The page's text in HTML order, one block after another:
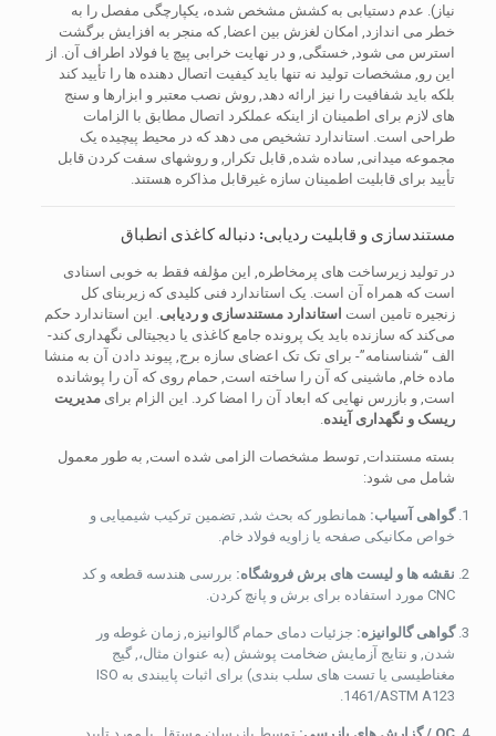
نیاز). عدم دستیابی به کشش مشخص شده، یکپارچگی مفصل را به
خطر می اندازد, امکان لغزش بین اعضا, که منجر به افزایش برگشت
استرس می شود, خستگی, و در نهایت خرابی پیچ یا فولاد اطراف آن. از
این رو, مشخصات تولید نه تنها باید کیفیت اتصال دهنده ها را تأیید کند
بلکه باید شفافیت را نیز ارائه دهد, روش نصب معتبر و ابزارها و سنج
های لازم برای اطمینان از اینکه عملکرد اتصال مطابق با الزامات
طراحی است. استاندارد تشخیص می دهد که در محیط پیچیده یک
مجموعه میدانی, ساده شده, قابل تکرار, و روشهای سفت کردن قابل
تأیید برای قابلیت اطمینان سازه غیرقابل مذاکره هستند.
مستندسازی و قابلیت ردیابی: دنباله کاغذی انطباق
در تولید زیرساخت های پرمخاطره, این مؤلفه فقط به خوبی اسنادی
است که همراه آن است. یک استاندارد فنی کلیدی که زیربنای کل
زنجیره تامین است استاندارد مستندسازی و ردیابی . این استاندارد حکم
می‌کند که سازنده باید یک پرونده جامع کاغذی یا دیجیتالی نگهداری کند-
الف “شناسنامه”- برای تک تک اعضای سازه برج, پیوند دادن آن به منشا
ماده خام, ماشینی که آن را ساخته است, حمام روی که آن را پوشانده
است, و بازرس نهایی که ابعاد آن را امضا کرد. این الزام برای مدیریت
ریسک و نگهداری آینده
بسته مستندات, توسط مشخصات الزامی شده است, به طور معمول
شامل می شود:
گواهی آسیاب: همانطور که بحث شد, تضمین ترکیب شیمیایی و
خواص مکانیکی صفحه یا زاویه فولاد خام.
نقشه ها و لیست های برش فروشگاه: بررسی هندسه قطعه و کد
CNC مورد استفاده برای برش و پانچ کردن.
گواهی گالوانیزه: جزئیات دمای حمام گالوانیزه, زمان غوطه ور
شدن, و نتایج آزمایش ضخامت پوشش (به عنوان مثال،, گیج
مغناطیسی یا تست های سلب بندی) برای اثبات پایبندی به ISO
1461/ASTM A123.